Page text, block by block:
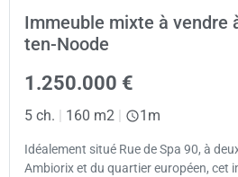
Immeuble mixte à vendre
ten-Noode
1.250.000 €
5 ch. 160 m2 1m
Idéalement situé Rue de Spa 90, à
Ambiorix et du quartier européen, cet